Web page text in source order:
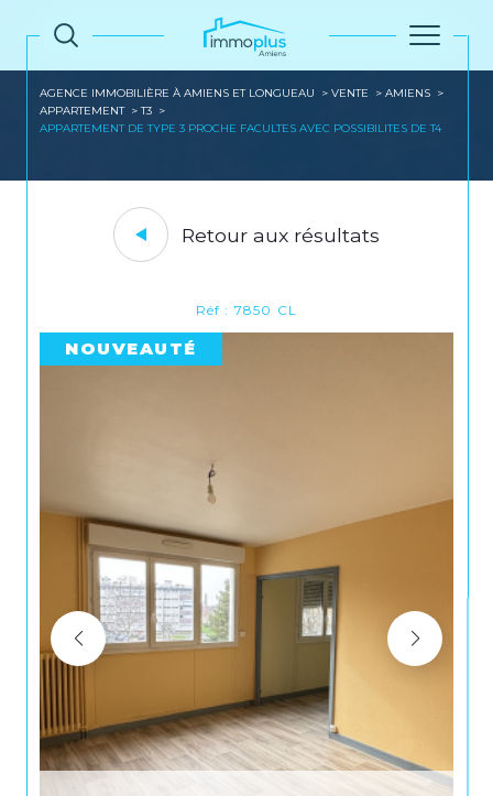
AGENCE IMMOBILIÈRE À AMIENS ET LONGUEAU VENTE
AMIENS
APPARTEMENT
T3
APPARTEMENT DE TYPE 3 PROCHE FACULTES AVEC POSSIBILITES DE T4
Retour aux résultats
Réf : 7850 CL
NOUVEAUTÉ